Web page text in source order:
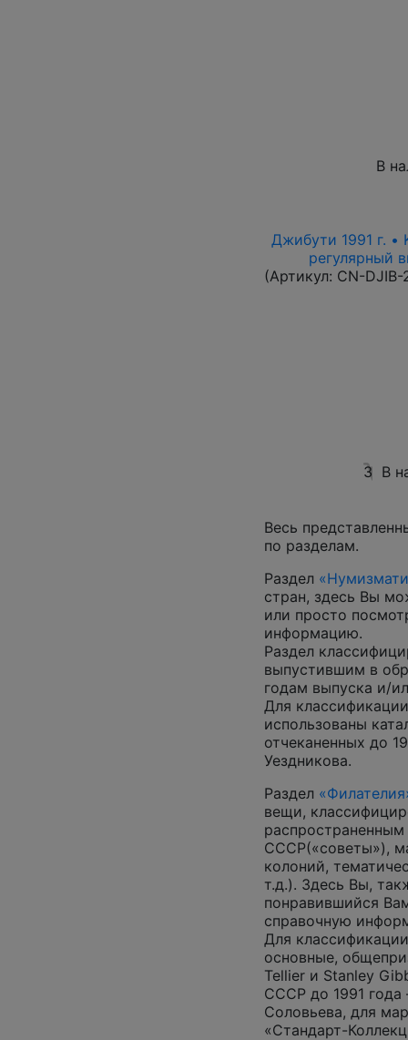
В
Джибути 1991 г. •
регулярный
(Артикул: CN-DJIB-
3 В
Весь
по разделам.
Раздел
стран, здесь Вы
или просто
информацию.
Раздел
выпустившим в
годам выпуска и/
Для
использованы
отчеканенных до
Уездникова.
Раздел
вещи,
СССР(«советы»),
колоний,
т.д.). Здесь Вы,
понравившийся
справочную
Для
основные,
Tellier и Stanley
СССР до 1991
Соловьева, для
«Стандарт-